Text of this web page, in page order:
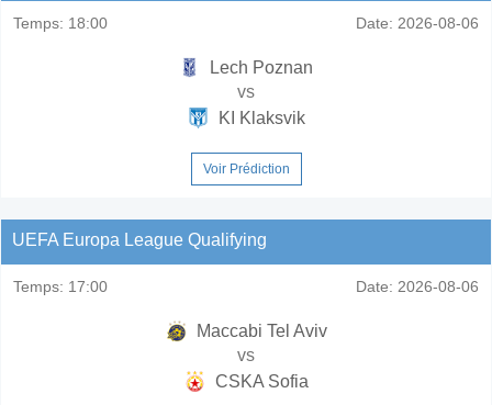
Temps: 18:00 Date: 2026-08-06
Lech Poznan
vs
KI Klaksvik
Voir Prédiction
UEFA Europa League Qualifying
Temps: 17:00 Date: 2026-08-06
Maccabi Tel Aviv
vs
CSKA Sofia